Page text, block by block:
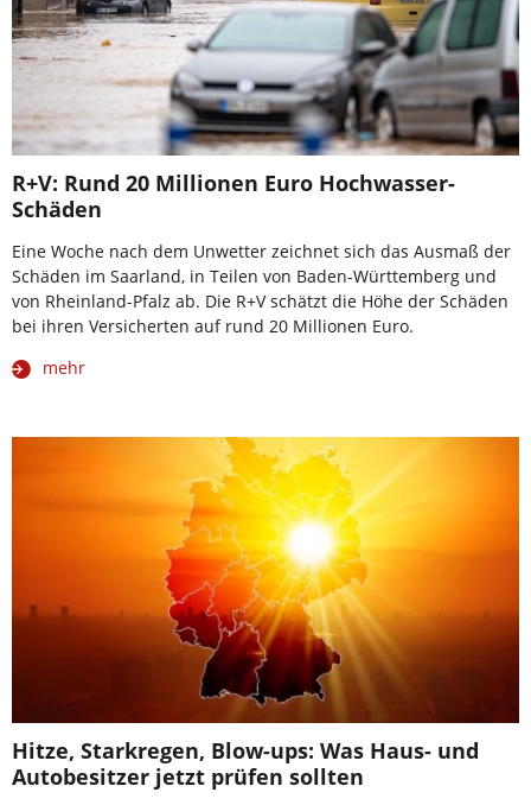
R+V: Rund 20 Millionen Euro Hochwasser-
Schäden
Eine Woche nach dem Unwetter zeichnet sich das Ausmaß der
Schäden im Saarland, in Teilen von Baden-Württemberg und
von Rheinland-Pfalz ab. Die R+V schätzt die Höhe der Schäden
bei ihren Versicherten auf rund 20 Millionen Euro.
mehr
Hitze, Starkregen, Blow-ups: Was Haus- und
Autobesitzer jetzt prüfen sollten